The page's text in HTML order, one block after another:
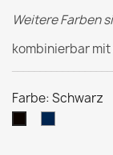
Weitere Farben
kombinierbar
Farbe: Schwarz